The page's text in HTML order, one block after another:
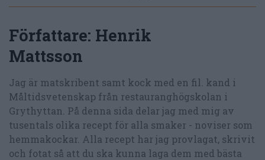
Författare: Henrik
Mattsson
Jag är matskribent samt kock med en fil. kand i
Måltidsvetenskap från restauranghögskolan i
Grythyttan. På denna sida delar jag med mig av
tusentals olika recept för alla smaker - noviser som
hemmakockar. Alla recept har jag provlagat, skrivit
och fotat så att du ska kunna laga dem med bästa